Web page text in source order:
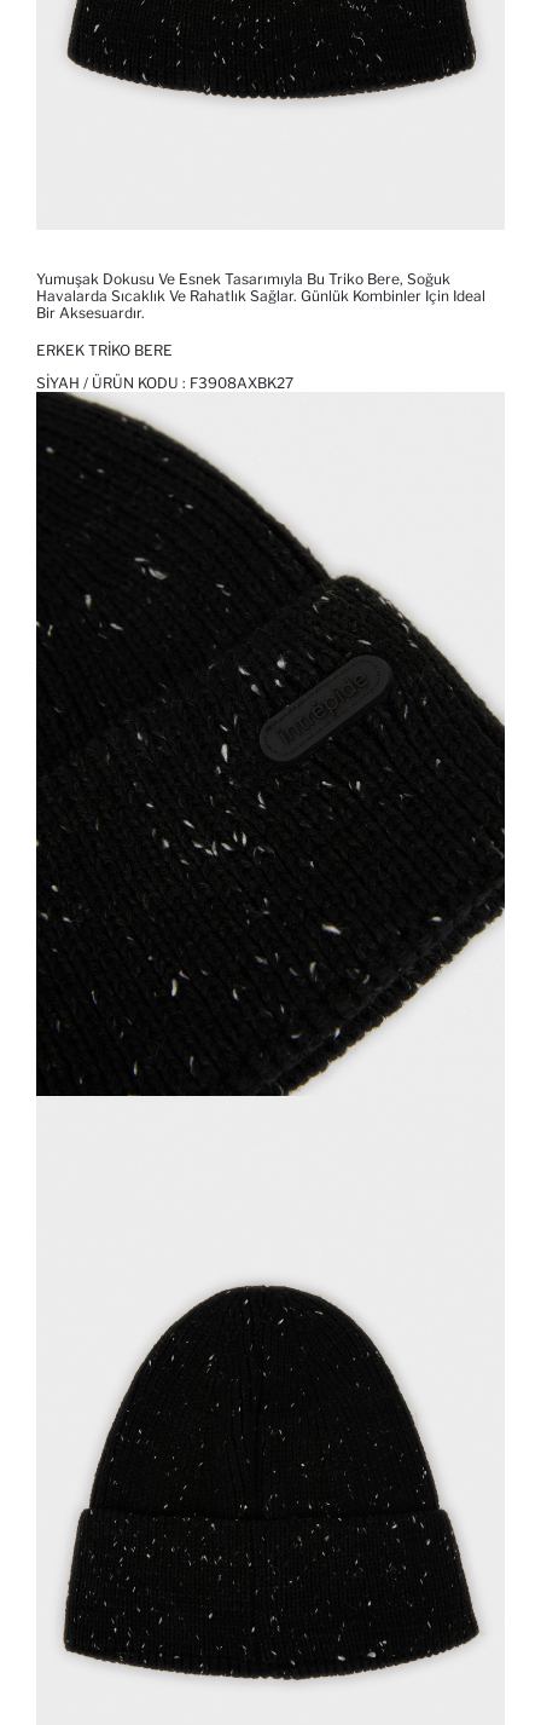
Yumuşak Dokusu Ve Esnek Tasarımıyla Bu Triko Bere, Soğuk
Havalarda Sıcaklık Ve Rahatlık Sağlar. Günlük Kombinler Için Ideal
Bir Aksesuardır.
ERKEK TRIKO BERE
SIYAH / ÜRÜN KODU : F3908AXBK27